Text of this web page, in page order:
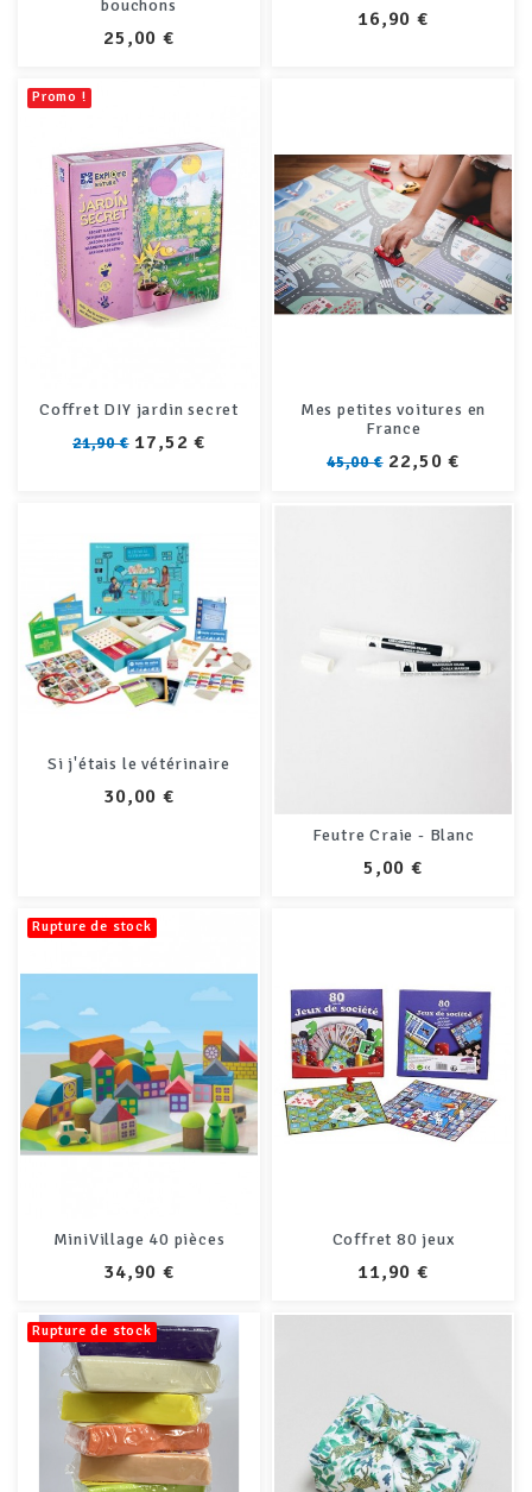
bouchons
PRIX
25,00 €
PRIX
16,90 €
Promo !
Coffret DIY jardin secret
PRIX
21,90 € PRIX
17,52 €
Mes petites voitures en
France
PRIX
45,00 € PRIX
22,50 €
Si j'étais le vétérinaire
PRIX
30,00 €
Feutre Craie - Blanc
PRIX
5,00 €
Rupture de stock
MiniVillage 40 pièces
PRIX
34,90 €
Coffret 80 jeux
PRIX
11,90 €
Rupture de stock